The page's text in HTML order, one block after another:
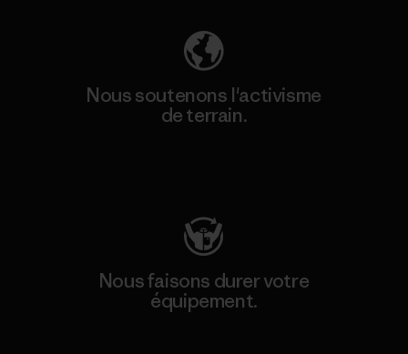
Nous soutenons l'activisme
de terrain.
Nous faisons durer votre
équipement.